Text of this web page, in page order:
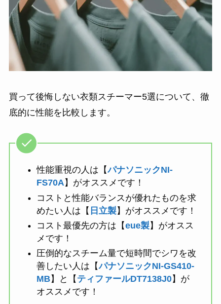
買って後悔しない衣類スチーマー5選について、徹
底的に性能を比較します。
性能重視の人は【パナソニックNI-
FS70A】がオススメです！
コストと性能バランスが優れたものを求
めたい人は【 日立製】がオススメです！
コスト最優先の方は【eue製】がオスス
メです！
圧倒的なスチーム量で短時間でシワを改
善したい人は【パナソニックNI-GS410-
MB】と【 ティファールDT7138J0】が
オススメです！